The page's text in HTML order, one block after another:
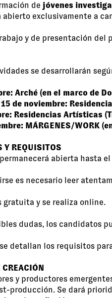
de jóvenes
abierto exclusivamente a
y de presentación del
se desarrollarán
Arché (en el marco de
de noviembre:
Residencias Artísticas
MÁRGENES/WORK
Y REQUISITOS
abierta hasta el
es necesario leer
gratuita y se realiza online.
dudas, los candidatos
detallan los requisitos
y productores
producción. Se dará